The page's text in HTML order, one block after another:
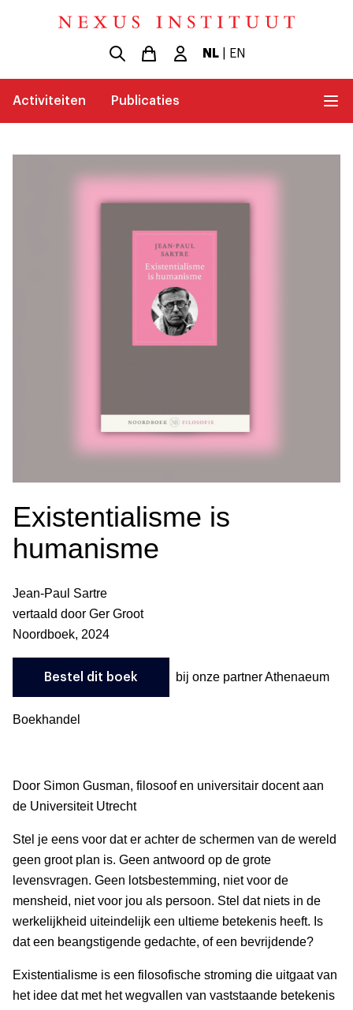
NL| EN
Activiteiten Publicaties
Existentialisme is
humanisme
Jean-Paul Sartre
vertaald door Ger Groot
Noordboek, 2024
Bestel dit boek bij onze partner Athenaeum
Boekhandel
Door Simon Gusman, filosoof en universitair docent aan
de Universiteit Utrecht
Stel je eens voor dat er achter de schermen van de wereld
geen groot plan is. Geen antwoord op de grote
levensvragen. Geen lotsbestemming, niet voor de
mensheid, niet voor jou als persoon. Stel dat niets in de
werkelijkheid uiteindelijk een ultieme betekenis heeft. Is
dat een beangstigende gedachte, of een bevrijdende?
Existentialisme is een filosofische stroming die uitgaat van
het idee dat met het wegvallen van vaststaande betekenis